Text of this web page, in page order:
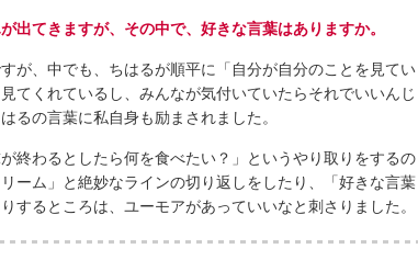
出てきますが、その中で、好きな言葉はありますか。
、中でも、ちはるが順平に「自分が自分のことを見てい
てくれているし、みんなが気付いていたらそれでいいんじ
るの言葉に私自身も励まされました。
わるとしたら何を食べたい？」というやり取りをするの
ーム」と絶妙なラインの切り返しをしたり、「好きな言葉
するところは、ユーモアがあっていいなと刺さりました。